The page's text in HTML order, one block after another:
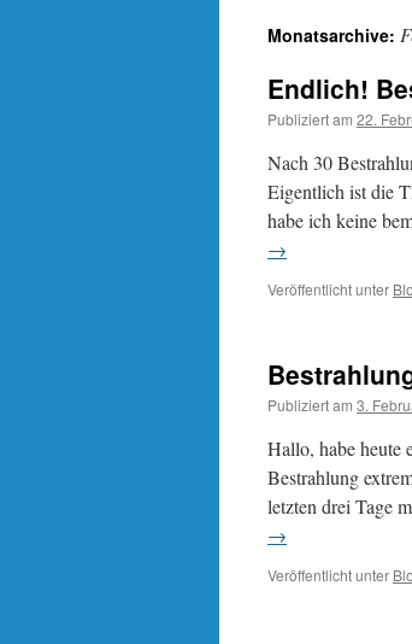
Monatsarchive:
Endlich!
Publiziert am 22.
Nach 30
Eigentlich ist die
habe ich keine
→
Veröffentlicht unter
Publiziert am 3.
Hallo, habe heute
Bestrahlung
letzten drei Tage
→
Veröffentlicht unter